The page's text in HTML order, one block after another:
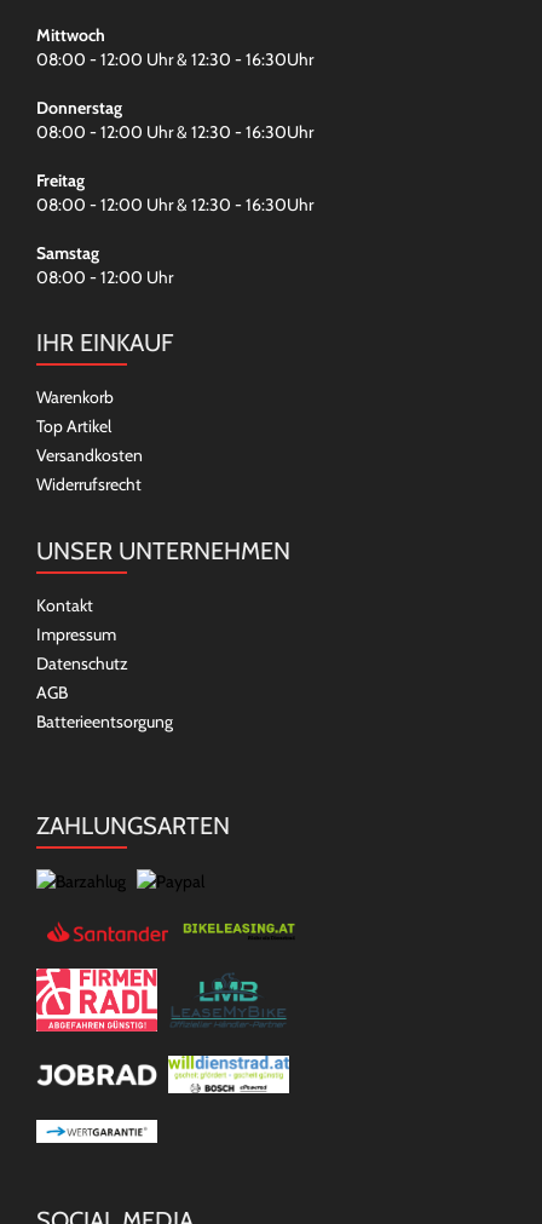
Mittwoch
08:00 - 12:00 Uhr & 12:30 - 16:30Uhr
Donnerstag
08:00 - 12:00 Uhr & 12:30 - 16:30Uhr
Freitag
08:00 - 12:00 Uhr & 12:30 - 16:30Uhr
Samstag
08:00 - 12:00 Uhr
IHR EINKAUF
Warenkorb
Top Artikel
Versandkosten
Widerrufsrecht
UNSER UNTERNEHMEN
Kontakt
Impressum
Datenschutz
AGB
Batterieentsorgung
ZAHLUNGSARTEN